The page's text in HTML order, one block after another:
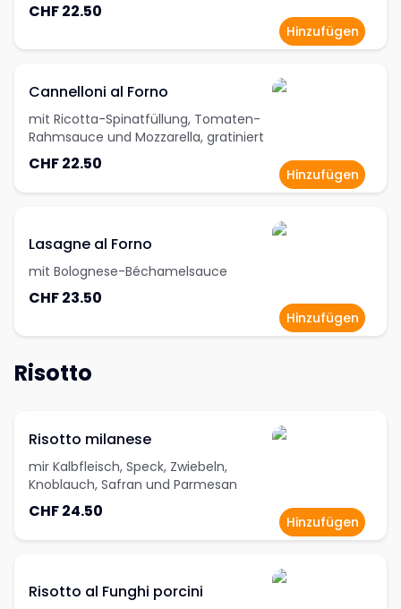
CHF 22.50
Hinzufügen
Cannelloni al Forno
mit Ricotta-Spinatfüllung, Tomaten-
Rahmsauce und Mozzarella, gratiniert
CHF 22.50
Hinzufügen
Lasagne al Forno
mit Bolognese-Béchamelsauce
CHF 23.50
Hinzufügen
Risotto
Risotto milanese
mir Kalbfleisch, Speck, Zwiebeln,
Knoblauch, Safran und Parmesan
CHF 24.50
Hinzufügen
Risotto al Funghi porcini